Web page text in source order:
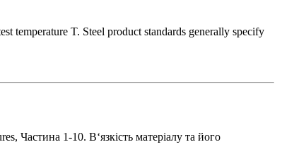
temperature T. Steel product standards generally specify
Частина 1-10. В‘язкість матеріалу та його